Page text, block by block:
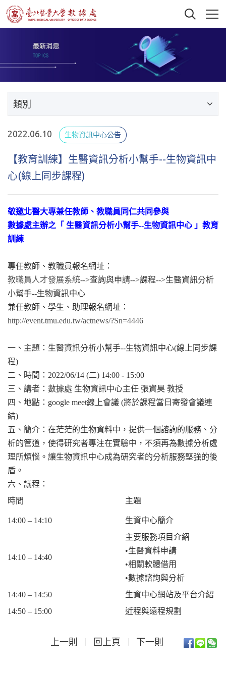
類別
2022.06.10 生物資訊中心公告
【教育訓練】生醫資訊分析小幫手--生物資訊中
心(線上同步課程)
敬邀北醫大專兼任教師、教職員同仁共同參與
數據處主辦之「 生醫資訊分析小幫手--生物資訊中心 」 教育
訓練
專任教師、教職員報名網址：
教職員人才發展系統-->查詢與申請-->課程-->生醫資訊分析
小幫手--生物資訊中心
兼任教師、學生、助理報名網址：
http://event.tmu.edu.tw/actnews/?Sn=4446
一、主題：生醫資訊分析小幫手--生物資訊中心(線上同步課
程)
二、時間：2022/06/14 (二) 14:00 - 15:00
三、講者：數據處 生物資訊中心主任 張資昊 教授
四、地點：google meet線上會議 (將於課程當日寄發會議連
結)
五、簡介：在茫茫的生物資料中，提供一個諮詢的服務、分
析的管道 ，使得研究者專注在實驗中，不須再為數據分析處
理所煩惱。讓生物資訊中心成為研究者的分析服務堅強的後
盾。
六、議程：
時間
主題
14:00 – 14:10 生資中心簡介
14:10 – 14:40
主要服務項目介紹
•生醫資料申請
•相關軟體借用
•數據諮詢與分析
14:40 – 14:50
生資中心網站及平台介紹
14:50 – 15:00
近程與遠程規劃
上一則 回上頁 下一則